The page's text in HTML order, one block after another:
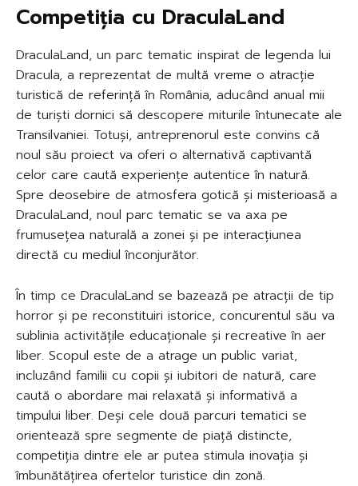
Competiția cu DraculaLand
DraculaLand, un parc tematic inspirat de legenda lui
Dracula, a reprezentat de multă vreme o atracție
turistică de referință în România, aducând anual mii
de turiști dornici să descopere miturile întunecate ale
Transilvaniei. Totuși, antreprenorul este convins că
noul său proiect va oferi o alternativă captivantă
celor care caută experiențe autentice în natură.
Spre deosebire de atmosfera gotică și misterioasă a
DraculaLand, noul parc tematic se va axa pe
frumusețea naturală a zonei și pe interacțiunea
directă cu mediul înconjurător.
În timp ce DraculaLand se bazează pe atracții de tip
horror și pe reconstituiri istorice, concurentul său va
sublinia activitățile educaționale și recreative în aer
liber. Scopul este de a atrage un public variat,
incluzând familii cu copii și iubitori de natură, care
caută o abordare mai relaxată și informativă a
timpului liber. Deși cele două parcuri tematici se
orientează spre segmente de piață distincte,
competiția dintre ele ar putea stimula inovația și
îmbunătățirea ofertelor turistice din zonă.